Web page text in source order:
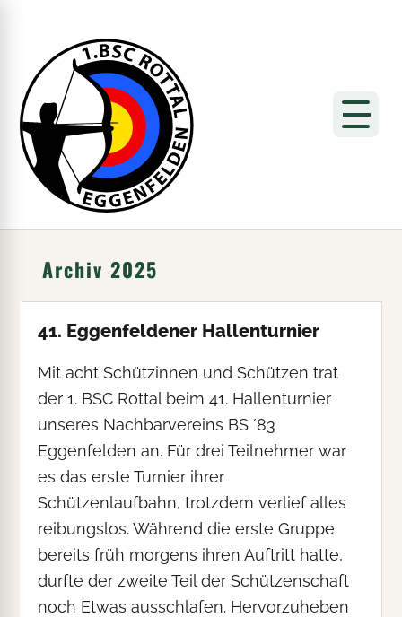
Archiv 2025
41. Eggenfeldener Hallenturnier
Mit acht Schützinnen und Schützen trat
der 1. BSC Rottal beim 41. Hallenturnier
unseres Nachbarvereins BS ´83
Eggenfelden an. Für drei Teilnehmer war
es das erste Turnier ihrer
Schützenlaufbahn, trotzdem verlief alles
reibungslos. Während die erste Gruppe
bereits früh morgens ihren Auftritt hatte,
durfte der zweite Teil der Schützenschaft
noch Etwas ausschlafen. Hervorzuheben